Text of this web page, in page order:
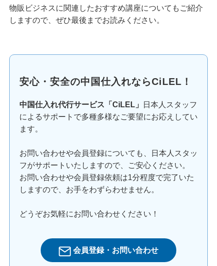
物販ビジネスに関連したおすすめ講座についてもご紹介
しますので、ぜひ最後までお読みください。
安心・安全の中国仕入れならCiLEL！
中国仕入れ代行サービス「CiLEL」
日本人スタッフ
によるサポートで多種多様なご要望にお応えしてい
ます。
お問い合わせや会員登録についても、日本人スタッ
フがサポートいたしますので、ご安心ください。
お問い合わせや会員登録依頼は1分程度で完了いた
しますので、お手をわずらわせません。
どうぞお気軽にお問い合わせください！
会員登録・お問い合わせ